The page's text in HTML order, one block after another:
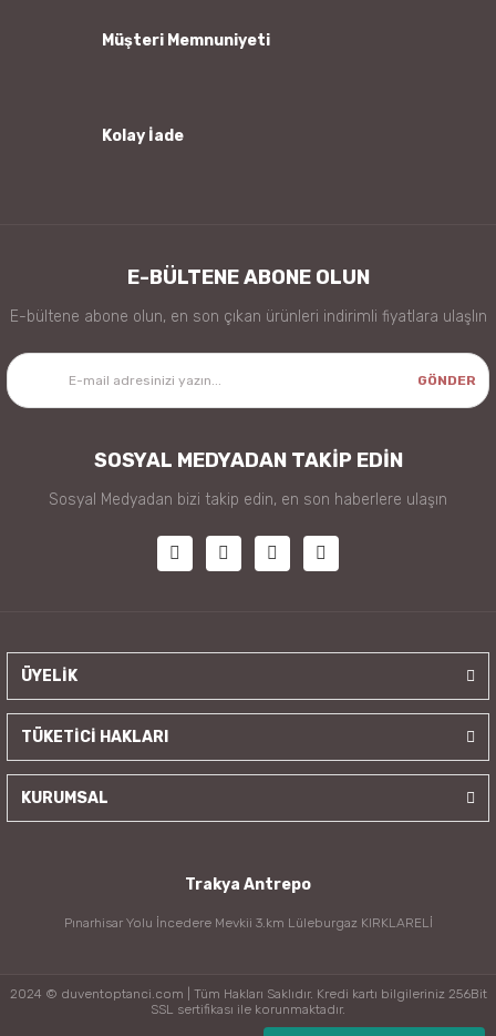
Müşteri Memnuniyeti
Kolay İade
E-BÜLTENE ABONE OLUN
E-bültene abone olun, en son çıkan ürünleri indirimli fiyatlara ulaşlın
GÖNDER
SOSYAL MEDYADAN TAKİP EDİN
Sosyal Medyadan bizi takip edin, en son haberlere ulaşın
ÜYELİK
TÜKETİCİ HAKLARI
KURUMSAL
Trakya Antrepo
Pınarhisar Yolu İncedere Mevkii 3.km Lüleburgaz KIRKLARELİ
2024 © duventoptanci.com | Tüm Hakları Saklıdır. Kredi kartı bilgileriniz 256Bit
SSL sertifikası ile korunmaktadır.